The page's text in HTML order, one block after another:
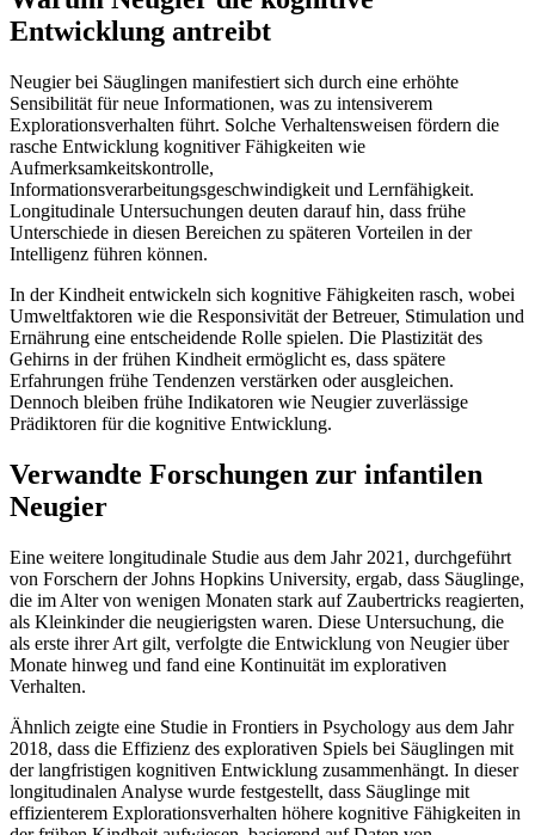
Entwicklung antreibt
Neugier bei Säuglingen manifestiert sich durch eine erhöhte
Sensibilität für neue Informationen, was zu intensiverem
Explorationsverhalten führt. Solche Verhaltensweisen fördern die
rasche Entwicklung kognitiver Fähigkeiten wie
Aufmerksamkeitskontrolle,
Informationsverarbeitungsgeschwindigkeit und Lernfähigkeit.
Longitudinale Untersuchungen deuten darauf hin, dass frühe
Unterschiede in diesen Bereichen zu späteren Vorteilen in der
Intelligenz führen können.
In der Kindheit entwickeln sich kognitive Fähigkeiten rasch, wobei
Umweltfaktoren wie die Responsivität der Betreuer, Stimulation und
Ernährung eine entscheidende Rolle spielen. Die Plastizität des
Gehirns in der frühen Kindheit ermöglicht es, dass spätere
Erfahrungen frühe Tendenzen verstärken oder ausgleichen.
Dennoch bleiben frühe Indikatoren wie Neugier zuverlässige
Prädiktoren für die kognitive Entwicklung.
Verwandte Forschungen zur infantilen
Neugier
Eine weitere longitudinale Studie aus dem Jahr 2021, durchgeführt
von Forschern der Johns Hopkins University, ergab, dass Säuglinge,
die im Alter von wenigen Monaten stark auf Zaubertricks reagierten,
als Kleinkinder die neugierigsten waren. Diese Untersuchung, die
als erste ihrer Art gilt, verfolgte die Entwicklung von Neugier über
Monate hinweg und fand eine Kontinuität im explorativen
Verhalten.
Ähnlich zeigte eine Studie in Frontiers in Psychology aus dem Jahr
2018, dass die Effizienz des explorativen Spiels bei Säuglingen mit
der langfristigen kognitiven Entwicklung zusammenhängt. In dieser
longitudinalen Analyse wurde festgestellt, dass Säuglinge mit
effizienterem Explorationsverhalten höhere kognitive Fähigkeiten in